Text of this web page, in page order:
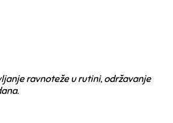
ravnoteže u rutini, održavanje